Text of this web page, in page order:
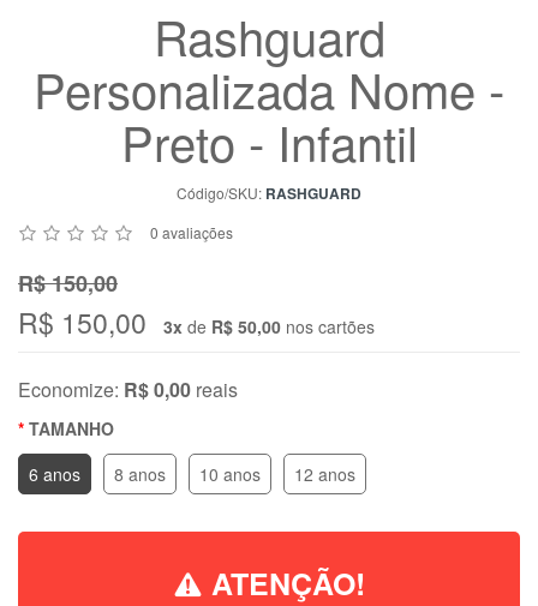
mensagem
Rashguard
Personalizada Nome -
Preto - Infantil
Código/SKU: RASHGUARD
0 avaliações
R$ 150,00
R$ 150,00 3x de R$ 50,00 nos cartões
Economize: R$ 0,00 reais
TAMANHO
6 anos
8 anos 10 anos 12 anos
ATENÇÃO!